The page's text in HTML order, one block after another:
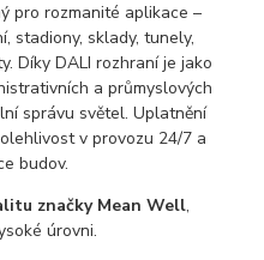
pro rozmanité aplikace –
stadiony, sklady, tunely,
Díky DALI rozhraní je jako
a průmyslových
správu světel. Uplatnění
v provozu 24/7 a
budov.
značky Mean Well,
úrovni.